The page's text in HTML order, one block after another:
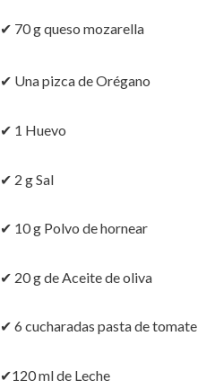
✔ 70 g queso mozarella
✔ Una pizca de Orégano
✔ 1 Huevo
✔ 2 g Sal
✔ 10 g Polvo de hornear
✔ 20 g de Aceite de oliva
✔ 6 cucharadas pasta de tomate
✔120 ml de Leche